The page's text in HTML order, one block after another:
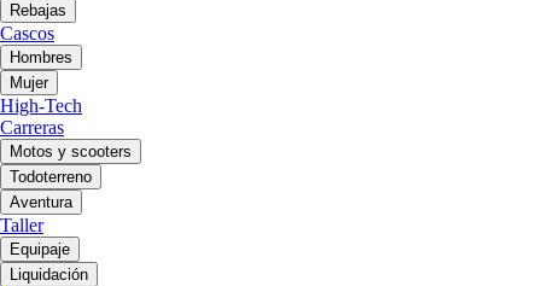
Rebajas
Cascos
Hombres
Mujer
High-Tech
Carreras
Motos y scooters
Todoterreno
Aventura
Taller
Equipaje
Liquidación